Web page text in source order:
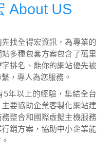
About US
找全得宏資訊，為專業的
多種包套方案包含了萬里
排名、能你的網站優先被
，專人為您服務。
5年以上的經驗，集結全台
要協助企業客製化網站建
整合和國際虛擬主機服務
銷方案，協助中小企業能